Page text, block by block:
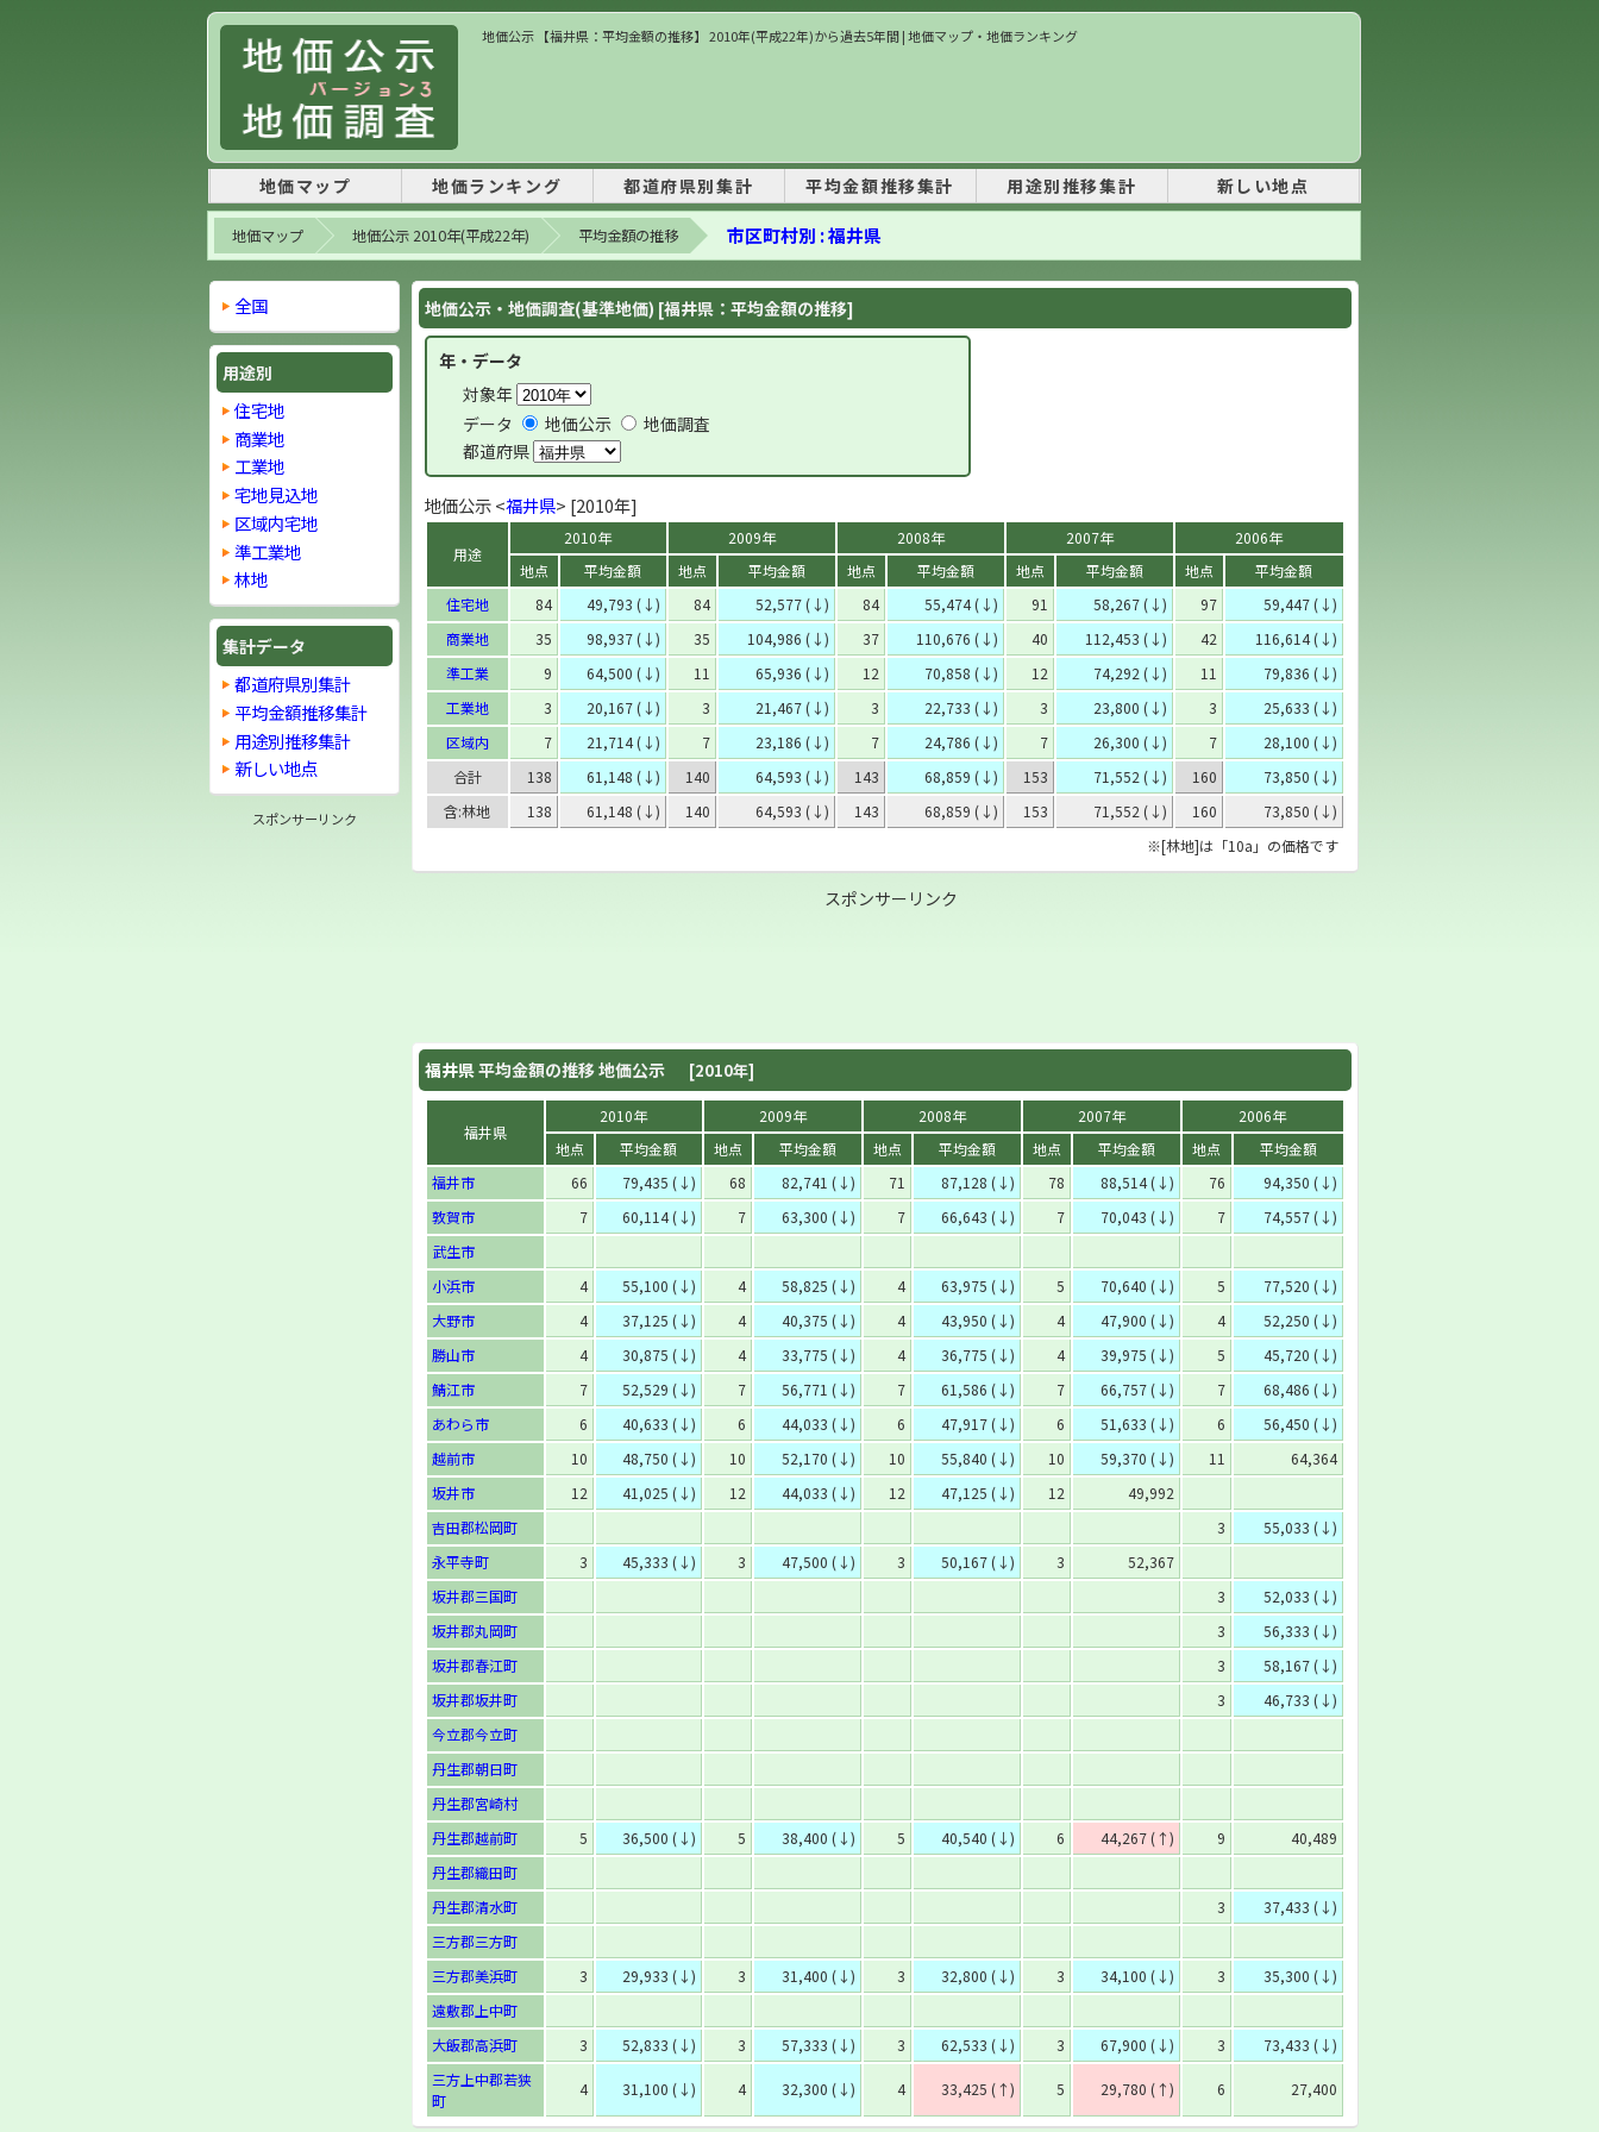
地価公示 【福井県：平均金額の推移】 2010年(平成22年)から過去5年間 | 地価マップ・地価ランキング
地価マップ 地価ランキング 都道府県別集計 平均金額推移集計 用途別推移集計 新しい地点
地価マップ 地価公示 2010年(平成22年) 平均金額の推移 市区町村別 : 福井県
地価公示・地価調査(基準地価) [福井県：平均金額の推移]
年・データ
対象年
データ
地価公示
地価調査
都道府県
地価公示 <福井県> [2010年]
用途
2010年 2009年 2008年 2007年
2006年
地点
平均金額 地点 平均金額 地点 平均金額 地点 平均金額 地点
平均金額
住宅地
84 49,793 (↓) 84 52,577 (↓) 84 55,474 (↓) 91 58,267 (↓) 97
59,447 (↓)
商業地
35 98,937 (↓) 35 104,986 (↓) 37 110,676 (↓) 40 112,453 (↓) 42
116,614 (↓)
準工業
9 64,500 (↓) 11 65,936 (↓) 12 70,858 (↓) 12 74,292 (↓) 11
79,836 (↓)
工業地
3 20,167 (↓) 3 21,467 (↓) 3 22,733 (↓) 3 23,800 (↓) 3
25,633 (↓)
区域内
7 21,714 (↓) 7 23,186 (↓) 7 24,786 (↓) 7 26,300 (↓) 7
28,100 (↓)
合計
138 61,148 (↓) 140 64,593 (↓) 143 68,859 (↓) 153 71,552 (↓) 160
73,850 (↓)
含:林地
138 61,148 (↓) 140 64,593 (↓) 143 68,859 (↓) 153 71,552 (↓) 160
73,850 (↓)
※[林地]は「10a」の価格です
スポンサーリンク
福井県平均金額の推移 地価公示 [2010年]
福井県
2010年 2009年 2008年 2007年
2006年
地点
平均金額 地点 平均金額 地点 平均金額 地点 平均金額 地点
平均金額
福井市
66 79,435 (↓) 68 82,741 (↓) 71 87,128 (↓) 78 88,514 (↓) 76
94,350 (↓)
敦賀市
7 60,114 (↓) 7 63,300 (↓) 7 66,643 (↓) 7 70,043 (↓) 7
74,557 (↓)
武生市
小浜市
4 55,100 (↓) 4 58,825 (↓) 4 63,975 (↓) 5 70,640 (↓) 5
77,520 (↓)
大野市
4 37,125 (↓) 4 40,375 (↓) 4 43,950 (↓) 4 47,900 (↓) 4
52,250 (↓)
勝山市
4 30,875 (↓) 4 33,775 (↓) 4 36,775 (↓) 4 39,975 (↓) 5
45,720 (↓)
鯖江市
7 52,529 (↓) 7 56,771 (↓) 7 61,586 (↓) 7 66,757 (↓) 7
68,486 (↓)
あわら市
6 40,633 (↓) 6 44,033 (↓) 6 47,917 (↓) 6 51,633 (↓) 6
56,450 (↓)
越前市
10 48,750 (↓) 10 52,170 (↓) 10 55,840 (↓) 10 59,370 (↓) 11
64,364
坂井市
12 41,025 (↓) 12 44,033 (↓) 12 47,125 (↓) 12
49,992
吉田郡松岡町
3
55,033 (↓)
永平寺町
3 45,333 (↓) 3 47,500 (↓) 3 50,167 (↓) 3
52,367
坂井郡三国町
3
52,033 (↓)
坂井郡丸岡町
3
56,333 (↓)
坂井郡春江町
3
58,167 (↓)
坂井郡坂井町
3
46,733 (↓)
今立郡今立町
丹生郡朝日町
丹生郡宮崎村
丹生郡越前町
5 36,500 (↓) 5 38,400 (↓) 5 40,540 (↓) 6 44,267 (↑) 9
40,489
丹生郡織田町
丹生郡清水町
3
37,433 (↓)
三方郡三方町
三方郡美浜町
3 29,933 (↓) 3 31,400 (↓) 3 32,800 (↓) 3 34,100 (↓) 3
35,300 (↓)
遠敷郡上中町
大飯郡高浜町
3 52,833 (↓) 3 57,333 (↓) 3 62,533 (↓) 3 67,900 (↓) 3
73,433 (↓)
三方上中郡若狭
町
4 31,100 (↓) 4 32,300 (↓) 4 33,425 (↑) 5 29,780 (↑) 6 27,400
全国
用途別
住宅地
商業地
工業地
宅地見込地
区域内宅地
準工業地
林地
集計データ
都道府県別集計
平均金額推移集計
用途別推移集計
新しい地点
スポンサーリンク